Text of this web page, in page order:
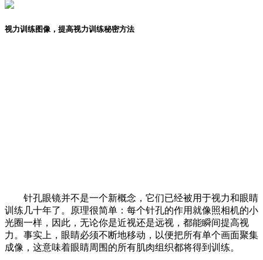
视力训练图像，提高视力训练秘密方法
针孔眼镜并不是一个新概念，它们已经被用于视力和眼睛
训练几十年了。原理很简单：每个针孔的作用就像照相机的小
光圈一样，因此，无论你是近视还是远视，都能瞬间提高视
力。事实上，眼睛必须不断地移动，以便把所有单个画面聚集
成像，这意味着眼睛周围的所有肌肉组织都将得到训练。